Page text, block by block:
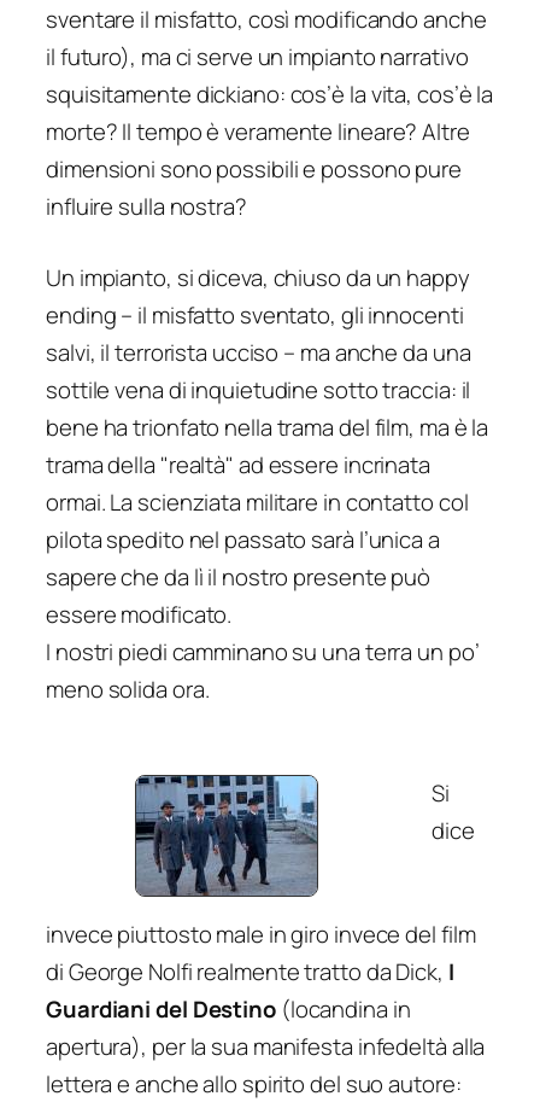
sventare il misfatto, così modificando anche
il futuro), ma ci serve un impianto narrativo
squisitamente dickiano: cos’è la vita, cos’è la
morte? Il tempo è veramente lineare? Altre
dimensioni sono possibili e possono pure
influire sulla nostra?
Un impianto, si diceva, chiuso da un happy
ending – il misfatto sventato, gli innocenti
salvi, il terrorista ucciso – ma anche da una
sottile vena di inquietudine sotto traccia: il
bene ha trionfato nella trama del film, ma è la
trama della "realtà" ad essere incrinata
ormai. La scienziata militare in contatto col
pilota spedito nel passato sarà l’unica a
sapere che da lì il nostro presente può
essere modificato.
I nostri piedi camminano su una terra un po’
meno solida ora.
Si
dice
invece piuttosto male in giro invece del film
di George Nolfirealmentetratto da Dick, I
Guardiani del Destino(locandina in
apertura), per la sua manifesta infedeltà alla
lettera e anche allo spirito del suo autore: